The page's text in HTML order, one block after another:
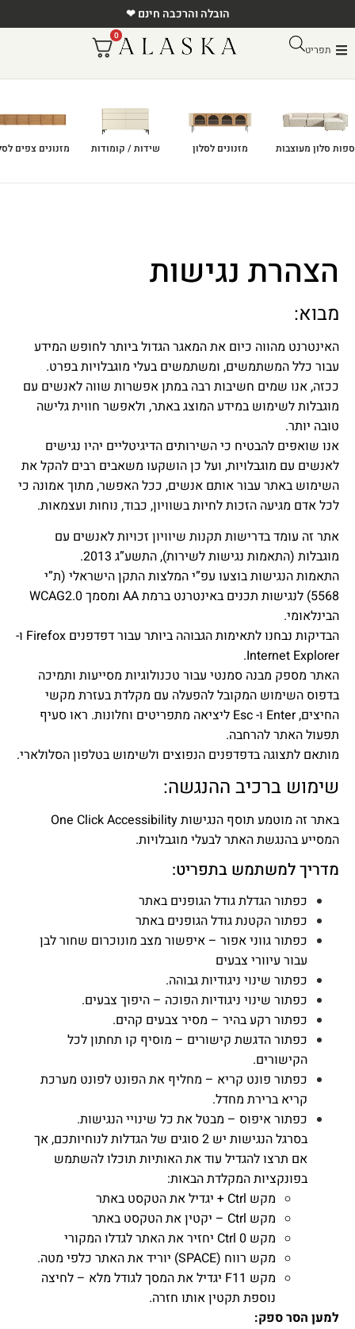
הובלה והרכבה חינם ❤
תפריט
0
ספות סלון מעוצבות מזנונים לסלון שידות / קומודות מזנונים צפים
הצהרת נגישות
מבוא:
האינטרנט מהווה כיום את המאגר הגדול ביותר לחופש המידע
עבור כלל המשתמשים, ומשתמשים בעלי מוגבלויות בפרט.
ככזה, אנו שמים חשיבות רבה במתן אפשרות שווה לאנשים עם
מוגבלות לשימוש במידע המוצג באתר, ולאפשר חווית גלישה
טובה יותר.
אנו שואפים להבטיח כי השירותים הדיגיטליים יהיו נגישים
לאנשים עם מוגבלויות, ועל כן הושקעו משאבים רבים להקל את
השימוש באתר עבור אותם אנשים, ככל האפשר, מתוך אמונה כי
לכל אדם מגיעה הזכות לחיות בשוויון, כבוד, נוחות ועצמאות.
אתר זה עומד בדרישות תקנות שיוויון זכויות לאנשים עם
מוגבלות (התאמות נגישות לשירות), התשע”ג 2013.
התאמות הנגישות בוצעו עפ”י המלצות התקן הישראלי (ת”י
5568) לנגישות תכנים באינטרנט ברמת AA ומסמך WCAG2.0
הבינלאומי.
הבדיקות נבחנו לתאימות הגבוהה ביותר עבור דפדפנים Firefox ו-
Internet Explorer.
האתר מספק מבנה סמנטי עבור טכנולוגיות מסייעות ותמיכה
בדפוס השימוש המקובל להפעלה עם מקלדת בעזרת מקשי
החיצים, Enter ו- Esc ליציאה מתפריטים וחלונות. ראו סעיף
תפעול האתר להרחבה.
מותאם לתצוגה בדפדפנים הנפוצים ולשימוש בטלפון הסלולארי.
שימוש ברכיב ההנגשה:
באתר זה מוטמע תוסף הנגישות One Click Accessibility
המסייע בהנגשת האתר לבעלי מוגבלויות.
מדריך למשתמש בתפריט:
כפתור הגדלת גודל הגופנים באתר
כפתור הקטנת גודל הגופנים באתר
כפתור גווני אפור – איפשור מצב מונוכרום שחור לבן
עבור עיוורי צבעים
כפתור שינוי ניגודיות גבוהה.
כפתור שינוי ניגודיות הפוכה – היפוך צבעים.
כפתור רקע בהיר – מסיר צבעים קהים.
כפתור הדגשת קישורים – מוסיף קו תחתון לכל
הקישורים.
כפתור פונט קריא – מחליף את הפונט לפונט מערכת
קריא ברירת מחדל.
כפתור איפוס – מבטל את כל שינויי הנגישות.
בסרגל הנגישות יש 2 סוגים של הגדלות לנוחיותכם, אך
אם תרצו להגדיל עוד את האותיות תוכלו להשתמש
בפונקציות המקלדת הבאות:
מקש Ctrl + יגדיל את הטקסט באתר
מקש Ctrl – יקטין את הטקסט באתר
מקש Ctrl 0 יחזיר את האתר לגדלו המקורי
מקש רווח (SPACE) יוריד את האתר כלפי מטה.
מקש F11 יגדיל את המסך לגודל מלא – לחיצה
נוספת תקטין אותו חזרה.
למען הסר ספק: